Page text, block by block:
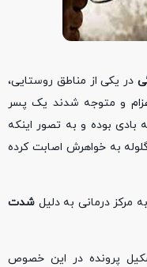
در یکی از مناطق روستایی،
و متوجه شدند یک پسر
بوده و به تصور اینکه
به خواهرش اصابت کرده
مرکز درمانی به دلیل شدت
پرونده در این خصوص